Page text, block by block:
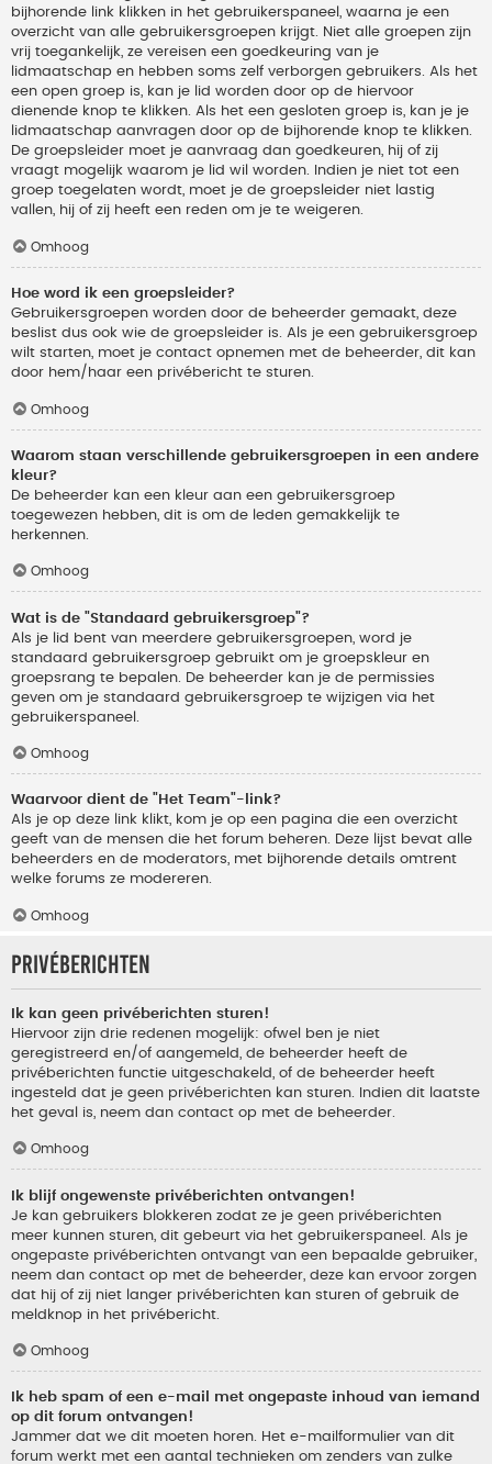
bijhorende link klikken in het gebruikerspaneel, waarna je een
overzicht van alle gebruikersgroepen krijgt. Niet alle groepen zijn
vrij toegankelijk, ze vereisen een goedkeuring van je
lidmaatschap en hebben soms zelf verborgen gebruikers. Als het
een open groep is, kan je lid worden door op de hiervoor
dienende knop te klikken. Als het een gesloten groep is, kan je je
lidmaatschap aanvragen door op de bijhorende knop te klikken.
De groepsleider moet je aanvraag dan goedkeuren, hij of zij
vraagt mogelijk waarom je lid wil worden. Indien je niet tot een
groep toegelaten wordt, moet je de groepsleider niet lastig
vallen, hij of zij heeft een reden om je te weigeren.
Omhoog
Hoe word ik een groepsleider?
Gebruikersgroepen worden door de beheerder gemaakt, deze
beslist dus ook wie de groepsleider is. Als je een gebruikersgroep
wilt starten, moet je contact opnemen met de beheerder, dit kan
door hem/haar een privébericht te sturen.
Omhoog
Waarom staan verschillende gebruikersgroepen in een andere
kleur?
De beheerder kan een kleur aan een gebruikersgroep
toegewezen hebben, dit is om de leden gemakkelijk te
herkennen.
Omhoog
Wat is de "Standaard gebruikersgroep"?
Als je lid bent van meerdere gebruikersgroepen, word je
standaard gebruikersgroep gebruikt om je groepskleur en
groepsrang te bepalen. De beheerder kan je de permissies
geven om je standaard gebruikersgroep te wijzigen via het
gebruikerspaneel.
Omhoog
Waarvoor dient de "Het Team"-link?
Als je op deze link klikt, kom je op een pagina die een overzicht
geeft van de mensen die het forum beheren. Deze lijst bevat alle
beheerders en de moderators, met bijhorende details omtrent
welke forums ze modereren.
Omhoog
Privéberichten
Ik kan geen privéberichten sturen!
Hiervoor zijn drie redenen mogelijk: ofwel ben je niet
geregistreerd en/of aangemeld, de beheerder heeft de
privéberichten functie uitgeschakeld, of de beheerder heeft
ingesteld dat je geen privéberichten kan sturen. Indien dit laatste
het geval is, neem dan contact op met de beheerder.
Omhoog
Ik blijf ongewenste privéberichten ontvangen!
Je kan gebruikers blokkeren zodat ze je geen privéberichten
meer kunnen sturen, dit gebeurt via het gebruikerspaneel. Als je
ongepaste privéberichten ontvangt van een bepaalde gebruiker,
neem dan contact op met de beheerder, deze kan ervoor zorgen
dat hij of zij niet langer privéberichten kan sturen of gebruik de
meldknop in het privébericht.
Omhoog
Ik heb spam of een e-mail met ongepaste inhoud van iemand
op dit forum ontvangen!
Jammer dat we dit moeten horen. Het e-mailformulier van dit
forum werkt met een aantal technieken om zenders van zulke